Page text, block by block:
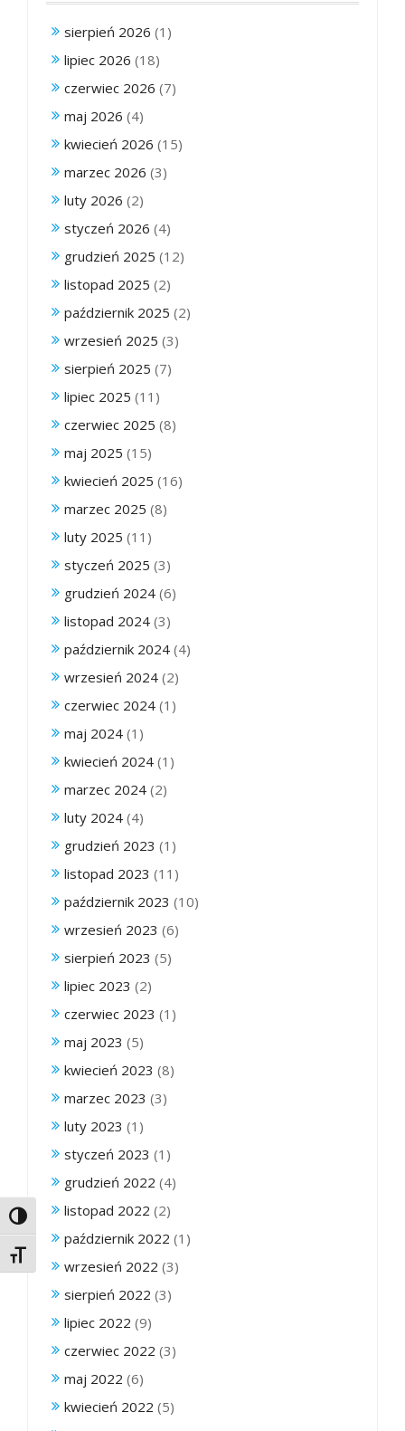
Toggle High Contrast
Toggle Font size
sierpień 2026 (1)
lipiec 2026 (18)
czerwiec 2026 (7)
maj 2026 (4)
kwiecień 2026 (15)
marzec 2026 (3)
luty 2026 (2)
styczeń 2026 (4)
grudzień 2025 (12)
listopad 2025 (2)
październik 2025 (2)
wrzesień 2025 (3)
sierpień 2025 (7)
lipiec 2025 (11)
czerwiec 2025 (8)
maj 2025 (15)
kwiecień 2025 (16)
marzec 2025 (8)
luty 2025 (11)
styczeń 2025 (3)
grudzień 2024 (6)
listopad 2024 (3)
październik 2024 (4)
wrzesień 2024 (2)
czerwiec 2024 (1)
maj 2024 (1)
kwiecień 2024 (1)
marzec 2024 (2)
luty 2024 (4)
grudzień 2023 (1)
listopad 2023 (11)
październik 2023 (10)
wrzesień 2023 (6)
sierpień 2023 (5)
lipiec 2023 (2)
czerwiec 2023 (1)
maj 2023 (5)
kwiecień 2023 (8)
marzec 2023 (3)
luty 2023 (1)
styczeń 2023 (1)
grudzień 2022 (4)
listopad 2022 (2)
październik 2022 (1)
wrzesień 2022 (3)
sierpień 2022 (3)
lipiec 2022 (9)
czerwiec 2022 (3)
maj 2022 (6)
kwiecień 2022 (5)